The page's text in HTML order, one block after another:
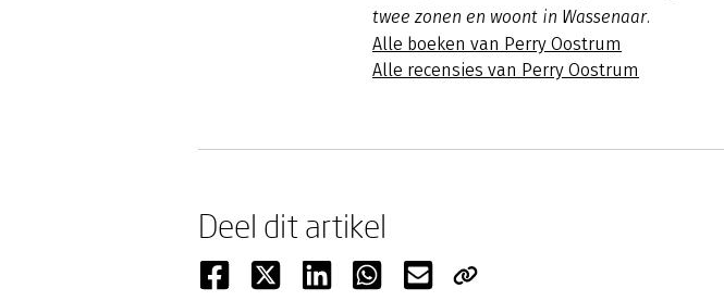
twee zonen en woont in Wassenaar.
Alle boeken van Perry Oostrum
Alle recensies van Perry Oostrum
Deel dit artikel